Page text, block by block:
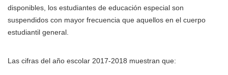
disponibles, los estudiantes de educación especial son
suspendidos con mayor frecuencia que aquellos en el cuerpo
estudiantil general.
Las cifras del año escolar 2017-2018 muestran que: